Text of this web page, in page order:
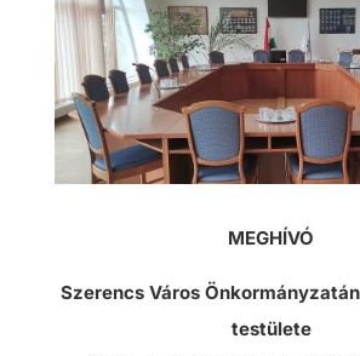
MEGHÍVÓ
Szerencs Város
testülete